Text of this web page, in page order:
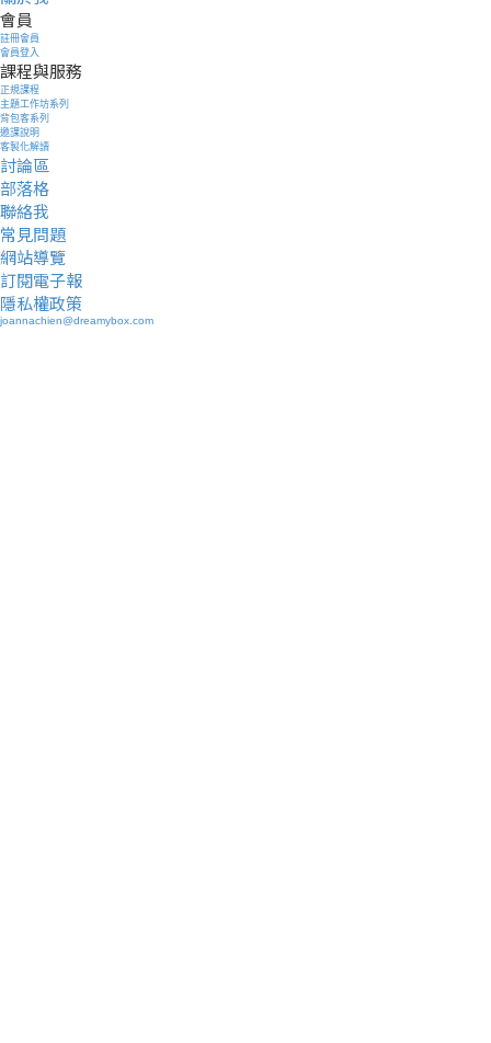
會員
註冊會員
會員登入
課程與服務
正規課程
主題工作坊系列
背包客系列
邀課說明
客製化解讀
討論區
部落格
聯絡我
常見問題
網站導覽
訂閱電子報
隱私權政策
joannachien@dreamybox.com